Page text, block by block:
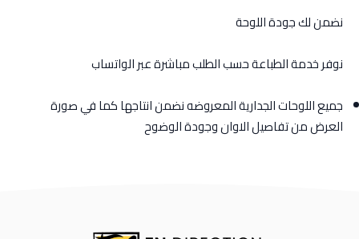
نضمن لك جودة اللوحة
نوفر خدمة الطباعة حسب الطلب مباشرة عبر الواتساب
جميع اللوحات الجدارية المعروضه نضمن انتاجها كما في صورة
العرض من تفاصيل الاوان وجودة الوضوح